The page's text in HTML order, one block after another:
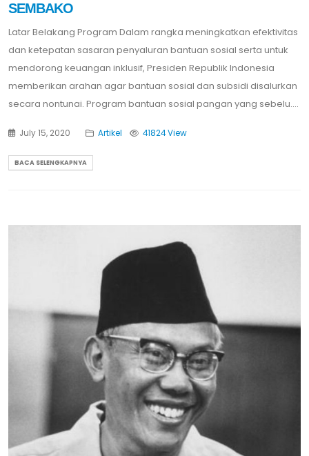
SEMBAKO
Latar Belakang Program Dalam rangka meningkatkan efektivitas
dan ketepatan sasaran penyaluran bantuan sosial serta untuk
mendorong keuangan inklusif, Presiden Republik Indonesia
memberikan arahan agar bantuan sosial dan subsidi disalurkan
secara nontunai. Program bantuan sosial pangan yang sebelu....
July 15, 2020 Artikel 41824 View
BACA SELENGKAPNYA